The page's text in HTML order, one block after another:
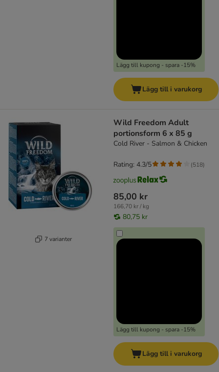
Lägg till kupong - spara -15%
Lägg till i varukorg
7 varianter
Wild Freedom Adult
portionsform 6 x 85 g
Cold River - Salmon & Chicken
85,00 kr
166,70 kr / kg
80,75 kr
Lägg till kupong - spara -15%
Rating: 4.3/5 (518)
Lägg till i varukorg